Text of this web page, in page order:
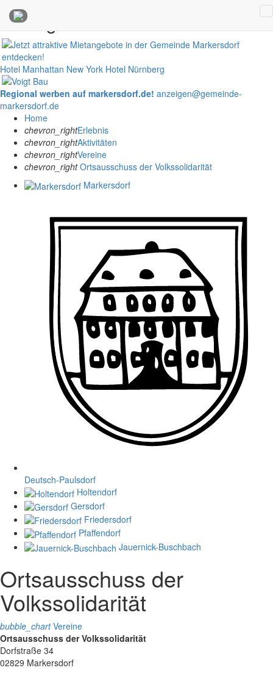
Anzeigen
Hotel Manhattan New York Hotel Nürnberg
Regional werben auf markersdorf.de! anzeigen@gemeinde-
markersdorf.de
Home
chevron_rightErlebnis
chevron_rightAktivitäten
chevron_rightVereine
chevron_rightOrtsausschuss der Volkssolidarität
Markersdorf
Deutsch-Paulsdorf
Holtendorf
Gersdorf
Friedersdorf
Pfaffendorf
Jauernick-Buschbach
Ortsausschuss der
Volkssolidarität
bubble_chartVereine
Ortsausschuss der Volkssolidarität
Dorfstraße 34
02829 Markersdorf